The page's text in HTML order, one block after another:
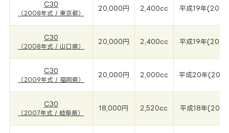
C30
（2008年式 / 東京都）
20,000円 2,400cc 平成19年
C30
（2008年式 / 山口県）
20,000円 2,400cc 平成19年
C30
（2009年式 / 福岡県）
20,000円 2,000cc 平成20年
C30
（2007年式 / 岐阜県）
18,000円 2,520cc 平成18年